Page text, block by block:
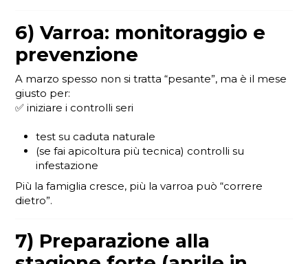
6) Varroa: monitoraggio e
prevenzione
A marzo spesso non si tratta “pesante”, ma è il mese
giusto per:
✅ iniziare i controlli seri
test su caduta naturale
(se fai apicoltura più tecnica) controlli su
infestazione
Più la famiglia cresce, più la varroa può “correre
dietro”.
7) Preparazione alla